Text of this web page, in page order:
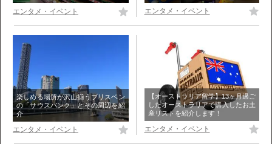
エンタメ・イベント エンタメ・イベント
楽しめる場所が沢山揃うブリスベン
の「サウスバンク」とその周辺を紹
介
エンタメ・イベント
【オーストラリア留学】13ヶ月過ご
したオーストラリアで購入したお土
産リストを紹介します！
エンタメ・イベント